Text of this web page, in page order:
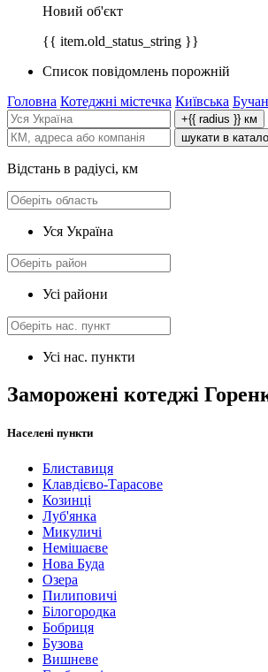
Новий об'єкт
{{ item.old_status_string }}
Список повідомлень порожній
Головна Котеджні містечка Київська
+{{ radius }} км
шукати в
Відстань в радіусі, км
Уся Україна
Усі райони
Усі нас. пункти
Заморожені котеджі
Населені пункти
Блиставиця
Клавдієво-Тарасове
Козинці
Луб'янка
Микуличі
Немішаєве
Нова Буда
Озера
Пилиповичі
Білогородка
Бобриця
Бузова
Вишневе